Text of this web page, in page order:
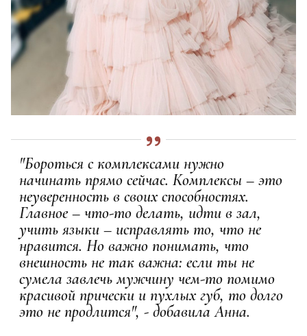
"Бороться с комплексами нужно
начинать прямо сейчас. Комплексы – это
неуверенность в своих способностях.
Главное – что-то делать, идти в зал,
учить языки – исправлять то, что не
нравится. Но важно понимать, что
внешность не так важна: если ты не
сумела завлечь мужчину чем-то помимо
красивой прически и пухлых губ, то долго
это не продлится", - добавила Анна.